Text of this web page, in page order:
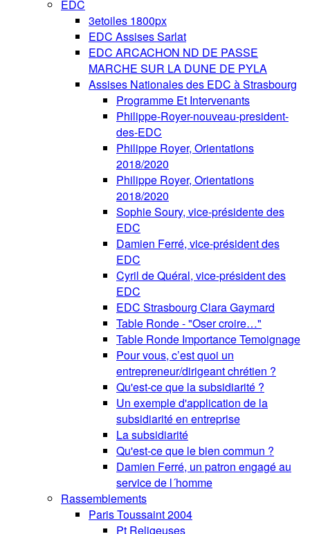
EDC
3etoiles 1800px
EDC Assises Sarlat
EDC ARCACHON ND DE PASSE
MARCHE SUR LA DUNE DE PYLA
Assises Nationales des EDC à Strasbourg
Programme Et Intervenants
Philippe-Royer-nouveau-president-
des-EDC
Philippe Royer, Orientations
2018/2020
Philippe Royer, Orientations
2018/2020
Sophie Soury, vice-présidente des
EDC
Damien Ferré, vice-président des
EDC
Cyril de Quéral, vice-président des
EDC
EDC Strasbourg Clara Gaymard
Table Ronde - "Oser croire…"
Table Ronde Importance Temoignage
Pour vous, c’est quoi un
entrepreneur/dirigeant chrétien ?
Qu'est-ce que la subsidiarité ?
Un exemple d'application de la
subsidiarité en entreprise
La subsidiarité
Qu'est-ce que le bien commun ?
Damien Ferré, un patron engagé au
service de l´homme
Rassemblements
Paris Toussaint 2004
Pt Religeuses